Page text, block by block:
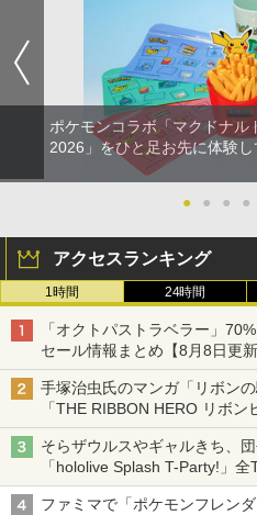
ポケモンコラボ「マクドナル
2026」をひと足お先に体験
● ● ● ●
アクセスランキング
1時間 24時間
「オクトパストラベラー」
セール情報まとめ【8月8日更新
ニンテンドーeショップでは「
手塚治虫氏のマンガ「リボン
「THE RIBBON HERO リボ
そらザウルスやギャルきち、
「hololive Splash T-Party!」
ライン販売開始
ファミマで「ポケモンフレン